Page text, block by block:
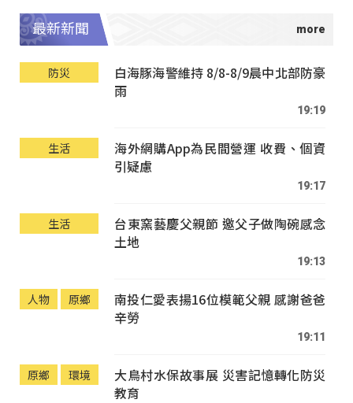
最新新聞
防災
白海豚海警維持 8/8-8/9晨中北部防豪
雨
19:19
生活
海外網購App為民間營運 收費、個資
引疑慮
19:17
生活
台東窯藝慶父親節 邀父子做陶碗感念
土地
19:13
人物 原鄉
南投仁愛表揚16位模範父親 感謝爸爸
辛勞
19:11
原鄉 環境
大鳥村水保故事展 災害記憶轉化防災
教育